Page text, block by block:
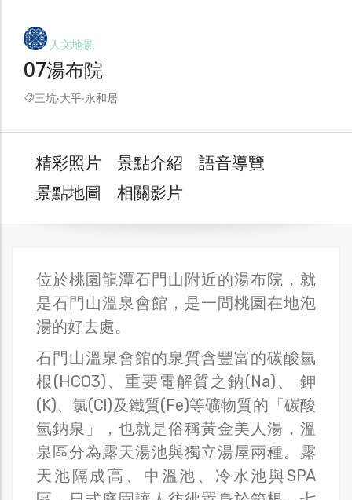
人文地景
07湯布院
三坑‧大平‧永和居
精彩照片 景點介紹
語音導覽
景點地圖
相關影片
位於桃園龍潭石門山附近的湯布院，就
是石門山溫泉會館，是一間桃園在地泡
湯的好去處。
石門山溫泉會館的泉質含豐富的碳酸氫
根(HCO3)、重要電解質之鈉(Na)、 鉀
(K)、氯(Cl)及鐵質(Fe)等礦物質的「碳酸
氫鈉泉」，也就是俗稱黃金美人湯，溫
泉區分為露天湯池與獨立湯屋兩種。露
天池隔成高、中溫池、冷水池與SPA